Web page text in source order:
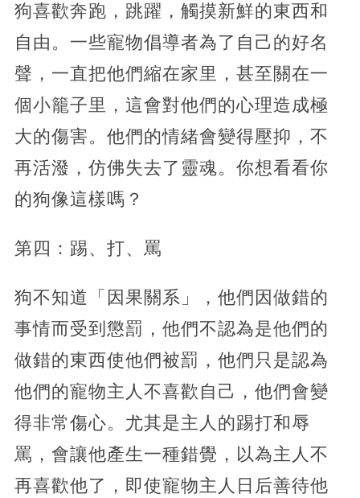
狗喜歡奔跑，跳躍，觸摸新鮮的東西和
自由。一些寵物倡導者為了自己的好名
聲，一直把他們縮在家里，甚至關在一
個小籠子里，這會對他們的心理造成極
大的傷害。他們的情緒會變得壓抑，不
再活潑，仿佛失去了靈魂。你想看看你
的狗像這樣嗎？
第四：踢、打、罵
狗不知道「因果關系」，他們因做錯的
事情而受到懲罰，他們不認為是他們的
做錯的東西使他們被罰，他們只是認為
他們的寵物主人不喜歡自己，他們會變
得非常傷心。尤其是主人的踢打和辱
罵，會讓他產生一種錯覺，以為主人不
再喜歡他了，即使寵物主人日后善待他